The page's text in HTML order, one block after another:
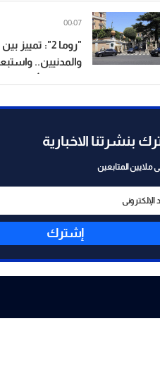
"روما 2":
والمدنيين..
00:07
بنشرتنا الاخبارية
ملايين المتابعين
إشترك